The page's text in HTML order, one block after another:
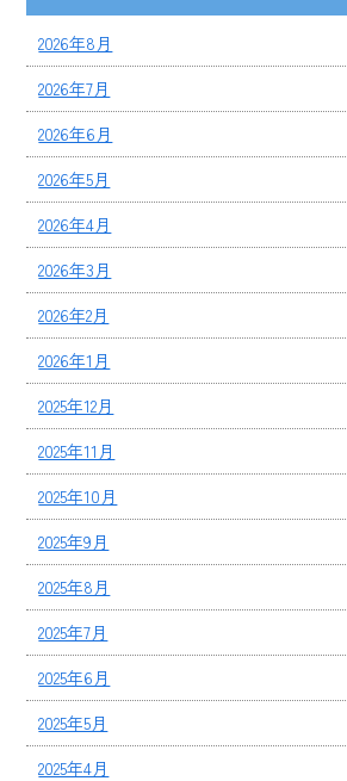
2026年8月
2026年7月
2026年6月
2026年5月
2026年4月
2026年3月
2026年2月
2026年1月
2025年12月
2025年11月
2025年10月
2025年9月
2025年8月
2025年7月
2025年6月
2025年5月
2025年4月